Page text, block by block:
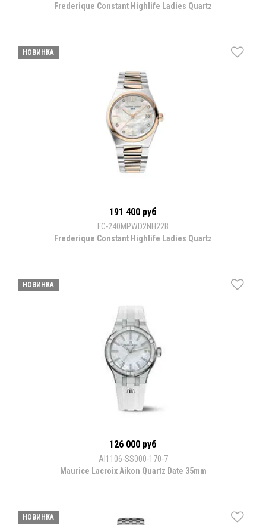
Frederique Constant Highlife Ladies Quartz
НОВИНКА
191 400 руб
FC-240MPWD2NH22B
Frederique Constant Highlife Ladies Quartz
НОВИНКА
126 000 руб
AI1106-SS000-170-7
Maurice Lacroix Aikon Quartz Date 35mm
НОВИНКА